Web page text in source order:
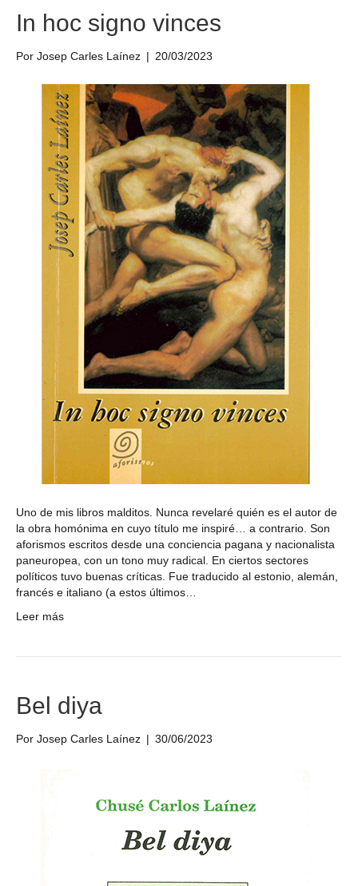
In hoc signo vinces
Por Josep Carles Laínez | 20/03/2023
Uno de mis libros malditos. Nunca revelaré quién es el autor de
la obra homónima en cuyo título me inspiré… a contrario. Son
aforismos escritos desde una conciencia pagana y nacionalista
paneuropea, con un tono muy radical. En ciertos sectores
políticos tuvo buenas críticas. Fue traducido al estonio, alemán,
francés e italiano (a estos últimos…
Leer más
Bel diya
Por Josep Carles Laínez | 30/06/2023